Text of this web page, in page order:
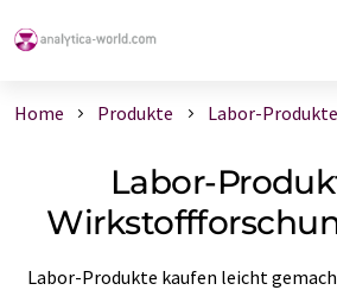
Home Produkte Labor-
Labor-
Labor-Produkte kaufen leicht